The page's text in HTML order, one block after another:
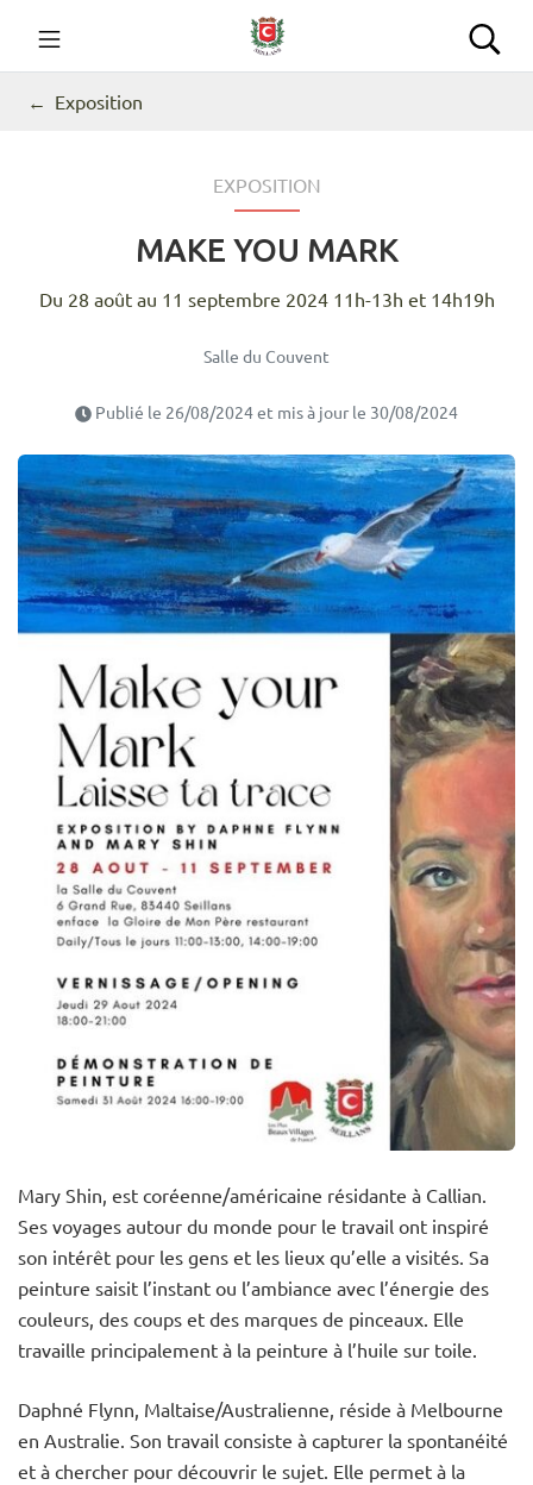
contenu
Commune de Seillans
Exposition
EXPOSITION
MAKE YOU MARK
Du 28 août au 11 septembre 2024 11h-13h et 14h19h
Salle du Couvent
Publié le 26/08/2024et mis à jour le 30/08/2024
Mary Shin, est coréenne/américaine résidante à Callian.
Ses voyages autour du monde pour le travail ont inspiré
son intérêt pour les gens et les lieux qu’elle a visités. Sa
peinture saisit l’instant ou l’ambiance avec l’énergie des
couleurs, des coups et des marques de pinceaux. Elle
travaille principalement à la peinture à l’huile sur toile.
Daphné Flynn, Maltaise/Australienne, réside à Melbourne
en Australie. Son travail consiste à capturer la spontanéité
et à chercher pour découvrir le sujet. Elle permet à la